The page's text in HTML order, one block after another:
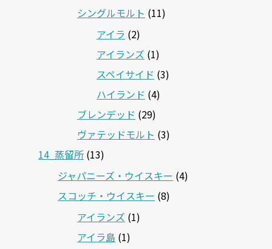
シングルモルト (11)
アイラ (2)
アイランズ (1)
スペイサイド (3)
ハイランド (4)
ブレンデッド (29)
ヴァテッドモルト (3)
14_蒸留所 (13)
ジャパニーズ・ウイスキー (4)
スコッチ・ウイスキー (8)
アイランズ (1)
アイラ島 (1)